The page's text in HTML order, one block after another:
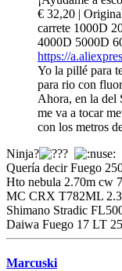
€ 32,20 |
carrete 1000D
4000D 5000D
https://
Yo la pillé para
para rio con
Ahora, en la del
me va a tocar
con los metros
Ninja?
Quería decir Fuego
Hto nebula 2.70m cw
MC CRX T782ML
Shimano Stradic
Daiwa Fuego 17 LT
Marcuski